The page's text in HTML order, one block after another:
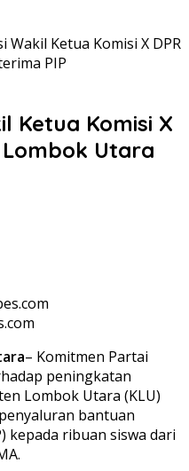
Wakil Ketua Komisi X DPR
PIP
Ketua Komisi X
Lombok Utara
– Komitmen Partai
peningkatan
Lombok Utara (KLU)
bantuan
kepada ribuan siswa dari